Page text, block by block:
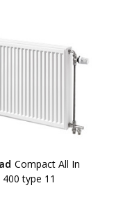
Compact All In
type 11